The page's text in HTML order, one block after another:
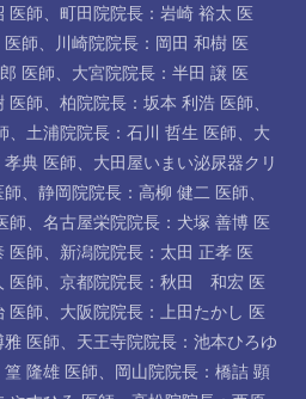
医師、 町田院院長：岩崎 裕太 医
師、
川崎院院長：岡田 和樹 医
医師、 大宮院院長：半田 譲 医
医師、 柏院院長：坂本 利浩 医師、
、 土浦院院長：石川 哲生 医師、 大
孝典 医師、 大田屋いまい泌尿器クリ
、 静岡院院長：高柳 健二 医師、
師、 名古屋栄院院長：犬塚 善博 医
医師、 新潟院院長：太田 正孝 医
医師、 京都院院長：秋田 和宏 医
医師、 大阪院院長：上田たかし 医
雅 医師、 天王寺院院長：池本ひろゆ
隆雄 医師、
岡山院院長：橋詰 顕